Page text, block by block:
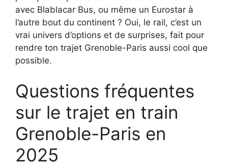
avec Blablacar Bus, ou même un Eurostar à
l’autre bout du continent ? Oui, le rail, c’est un
vrai univers d’options et de surprises, fait pour
rendre ton trajet Grenoble-Paris aussi cool que
possible.
Questions fréquentes
sur le trajet en train
Grenoble-Paris en
2025